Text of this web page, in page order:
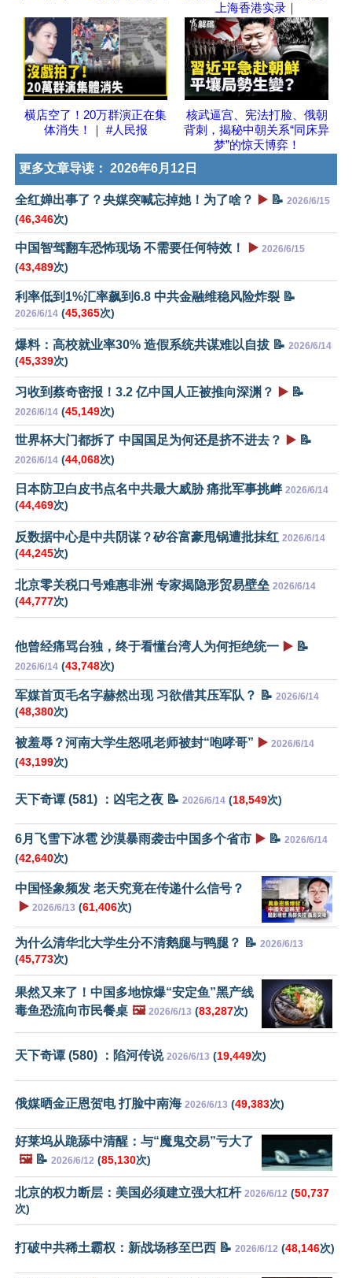
上海香港实录｜
横店空了！20万群演正在集
体消失！｜ #人民报
核武逼宫、宪法打脸、俄朝
背刺，揭秘中朝关系“同床异
梦”的惊天博弈！
更多文章导读： 2026年6月12日
全红婵出事了？央媒突喊忘掉她！为了啥？ ▶️ 📝 2026/6/15
(46,346次)
中国智驾翻车恐怖现场 不需要任何特效！ ▶️ 2026/6/15
(43,489次)
利率低到1%汇率飙到6.8 中共金融维稳风险炸裂 📝
2026/6/14 (45,365次)
爆料：高校就业率30% 造假系统共谋难以自拔 📝 2026/6/14
(45,339次)
习收到蔡奇密报！3.2 亿中国人正被推向深渊？ ▶️ 📝
2026/6/14 (45,149次)
世界杯大门都拆了 中国国足为何还是挤不进去？ ▶️ 📝
2026/6/14 (44,068次)
日本防卫白皮书点名中共最大威胁 痛批军事挑衅 2026/6/14
(44,469次)
反数据中心是中共阴谋？矽谷富豪甩锅遭批抹红 2026/6/14
(44,245次)
北京零关税口号难惠非洲 专家揭隐形贸易壁垒 2026/6/14
(44,777次)
他曾经痛骂台独，终于看懂台湾人为何拒绝统一 ▶️ 📝
2026/6/14 (43,748次)
军媒首页毛名字赫然出现 习欲借其压军队？ 📝 2026/6/14
(48,380次)
被羞辱？河南大学生怒吼老师被封“咆哮哥” ▶️ 2026/6/14
(43,199次)
天下奇谭 (581) ：凶宅之夜 📝 2026/6/14 (18,549次)
6月飞雪下冰雹 沙漠暴雨袭击中国多个省市 ▶️ 📝 2026/6/14
(42,640次)
中国怪象频发 老天究竟在传递什么信号？
▶️ 2026/6/13 (61,406次)
为什么清华北大学生分不清鹅腿与鸭腿？ 📝 2026/6/13
(45,773次)
果然又来了！中国多地惊爆“安定鱼”黑产线
毒鱼恐流向市民餐桌 🖼️ 2026/6/13 (83,287次)
天下奇谭 (580) ：陷河传说 2026/6/13 (19,449次)
俄媒晒金正恩贺电 打脸中南海 2026/6/13 (49,383次)
好莱坞从跪舔中清醒：与“魔鬼交易”亏大了
🖼️📝 2026/6/12 (85,130次)
北京的权力断层：美国必须建立强大杠杆 2026/6/12 (50,737
次)
打破中共稀土霸权：新战场移至巴西 📝 2026/6/12 (48,146次)